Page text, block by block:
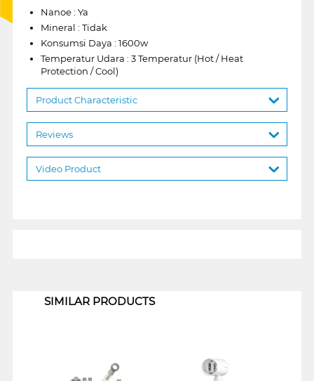
Nanoe : Ya
Mineral : Tidak
Konsumsi Daya : 1600w
Temperatur Udara : 3 Temperatur (Hot / Heat
Protection / Cool)
Product Characteristic
Reviews
Video Product
SIMILAR PRODUCTS